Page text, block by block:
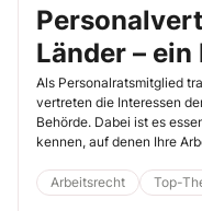
Länder –
Arbeit
Als Personalratsmitglied
vertreten die Interessen
Behörde. Dabei ist es
kennen, auf denen Ihre
eigene Regeln, die sich
Arbeitsrecht Top-